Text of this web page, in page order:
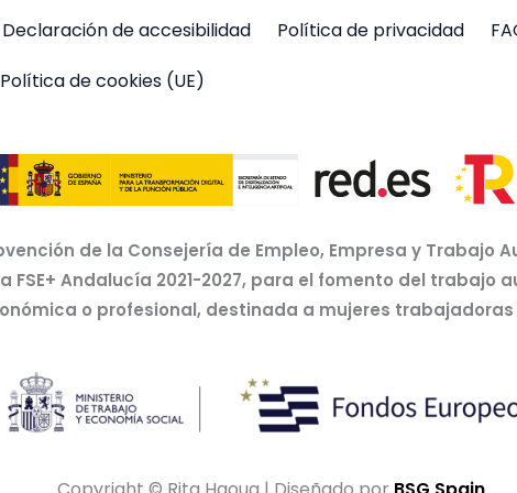
Declaración de accesibilidad Política de privacidad
Política de cookies (UE)
de la Consejería de Empleo, Empresa y
FSE+ Andalucía 2021-2027, para el fomento del trabajo
o profesional, destinada a mujeres